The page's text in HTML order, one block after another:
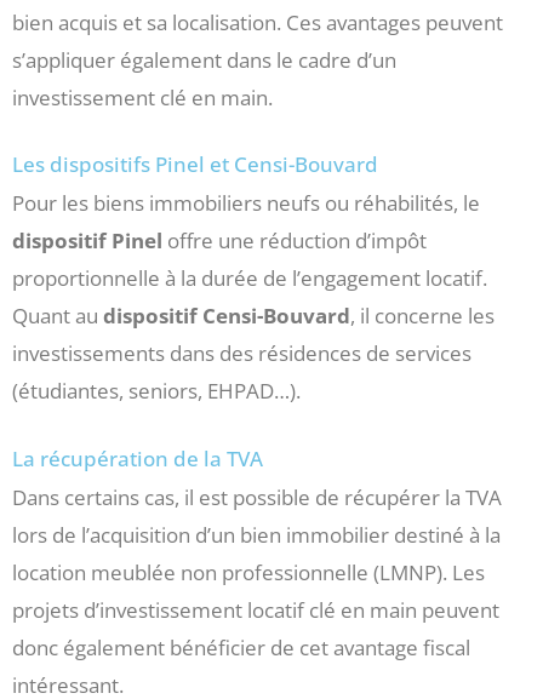
bien acquis et sa localisation. Ces avantages peuvent
s’appliquer également dans le cadre d’un
investissement clé en main.
Les dispositifs Pinel et Censi-Bouvard
Pour les biens immobiliers neufs ou réhabilités, le
dispositif Pinel offre une réduction d’impôt
proportionnelle à la durée de l’engagement locatif.
Quant au dispositif Censi-Bouvard, il concerne les
investissements dans des résidences de services
(étudiantes, seniors, EHPAD…).
La récupération de la TVA
Dans certains cas, il est possible de récupérer la TVA
lors de l’acquisition d’un bien immobilier destiné à la
location meublée non professionnelle (LMNP). Les
projets d’investissement locatif clé en main peuvent
donc également bénéficier de cet avantage fiscal
intéressant.